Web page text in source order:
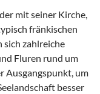
mit seiner Kirche,
fränkischen
sich zahlreiche
Fluren rund um
Ausgangspunkt, um
besser